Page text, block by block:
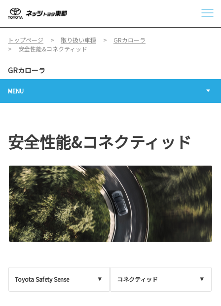
トップページ 取り扱い車種
GRカローラ
安全性能&コネクティッド
GRカローラ
MENU
安全性能&コネクティッド
Toyota Safety Sense コネクティッド